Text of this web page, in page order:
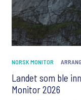
NORSK MONITOR
Landet som ble
Monitor 2026